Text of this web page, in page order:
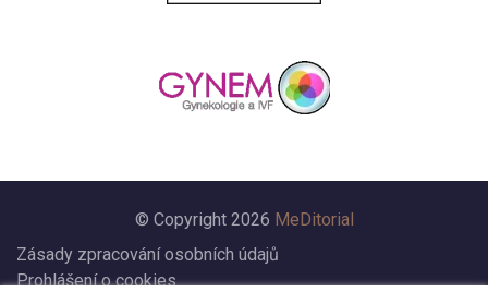
© Copyright 2026 MeDitorial
Zásady zpracování osobních údajů
Prohlášení o cookies